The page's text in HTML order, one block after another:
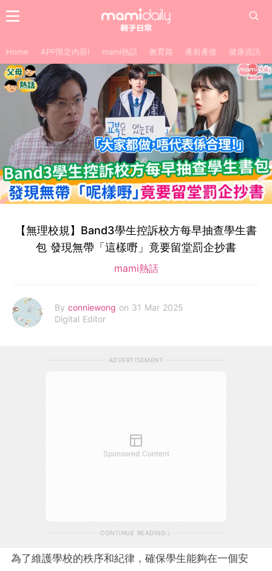
Home APP限定內容! mami熱話 教育路 產前產後 健康資訊
【無理校規】Band3學生控訴校方每早抽查學生書
包 發現無帶「這樣嘢」竟要留堂罰企抄書
mami熱話
By conniewong on 31 Mar 2025
Digital Editor
ADVERTISEMENT
Sponsored Content
CONTINUE READING
為了維護學校的秩序和紀律，確保學生能夠在一個安